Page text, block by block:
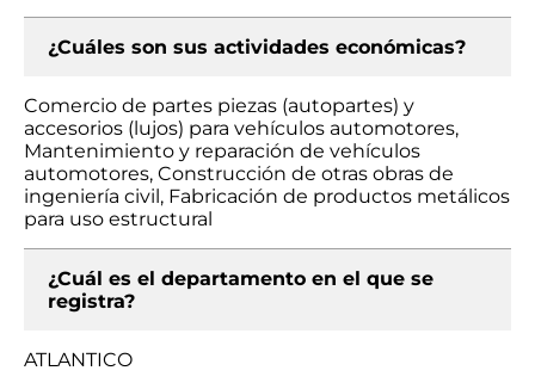
¿Cuáles son sus actividades económicas?
Comercio de partes piezas (autopartes) y
accesorios (lujos) para vehículos automotores,
Mantenimiento y reparación de vehículos
automotores, Construcción de otras obras de
ingeniería civil, Fabricación de productos metálicos
para uso estructural
¿Cuál es el departamento en el que se
registra?
ATLANTICO